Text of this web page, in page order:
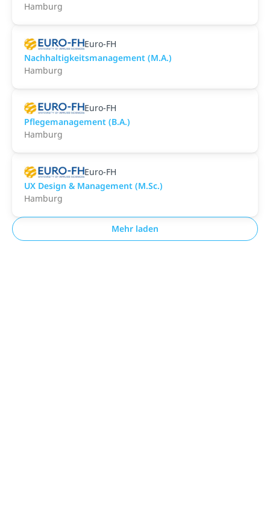
Hamburg
Euro-FH
Nachhaltigkeitsmanagement (M.A.)
Hamburg
Euro-FH
Pflegemanagement (B.A.)
Hamburg
Euro-FH
UX Design & Management (M.Sc.)
Hamburg
Mehr laden